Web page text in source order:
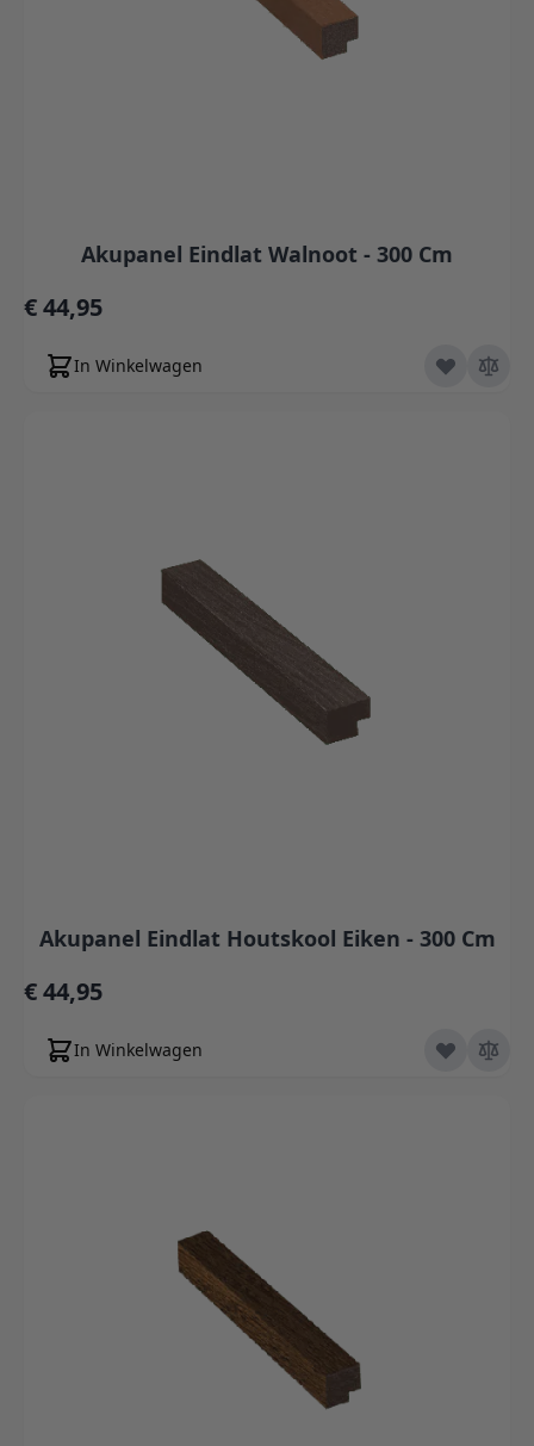
Akupanel Eindlat Walnoot - 300 Cm
€ 44,95
In Winkelwagen
Akupanel Eindlat Houtskool Eiken - 300 Cm
€ 44,95
In Winkelwagen